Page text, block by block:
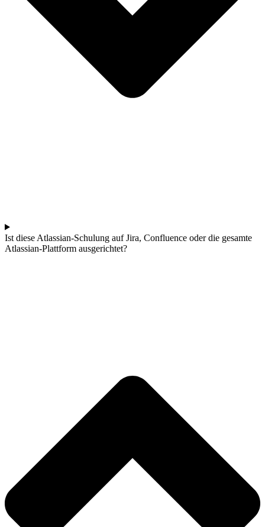
Ist diese Atlassian-Schulung auf Jira, Confluence oder die gesamte
Atlassian-Plattform ausgerichtet?